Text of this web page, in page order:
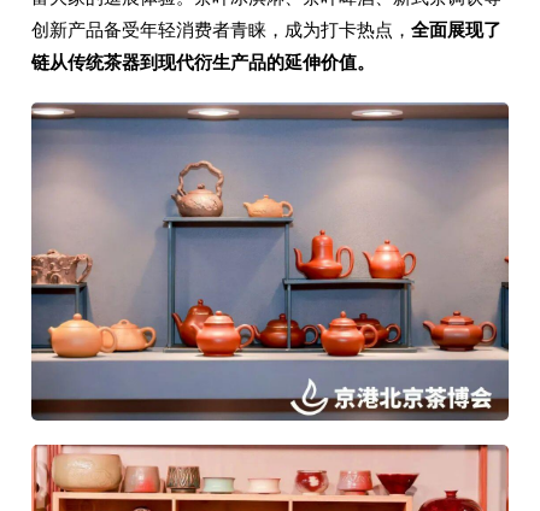
创新产品备受年轻消费者青睐，成为打卡热点， 全面展现了
链从传统茶器到现代衍生产品的延伸价值。